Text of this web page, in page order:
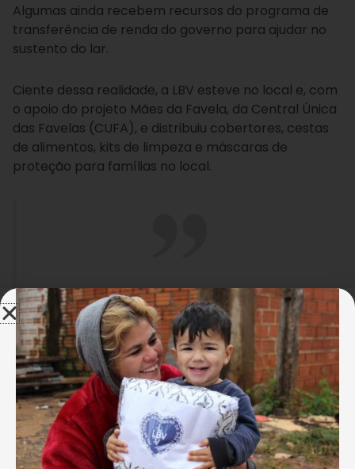
Algumas ainda recebem recursos do programa de
transferência de renda do governo para ajudar no
sustento do lar.
Ciente dessa realidade, a LBV esteve no local e, com
o apoio do projeto Mães da Favela, da Central Única
das Favelas (CUFA), e distribuiu cobertores, cestas
de alimentos, kits de limpeza e máscaras de
proteção para famílias no local.
Ver essa foto no Instagram